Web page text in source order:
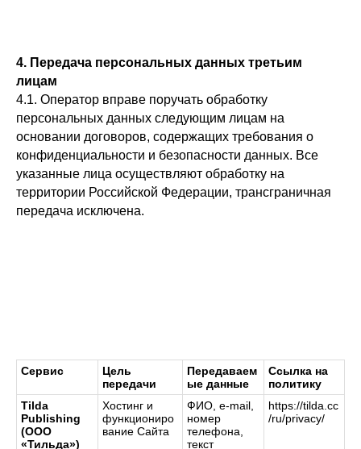
4. Передача персональных данных третьим
лицам
4.1. Оператор вправе поручать обработку
персональных данных следующим лицам на
основании договоров, содержащих требования о
конфиденциальности и безопасности данных. Все
указанные лица осуществляют обработку на
территории Российской Федерации, трансграничная
передача исключена.
Сервис
Цель
передачи
Передаваем
ые данные
Ссылка на
политику
Tilda
Publishing
(ООО
«Тильда»)
Хостинг и
функциониро
вание Сайта
ФИО, e-mail,
номер
телефона,
текст
https://tilda.cc
/ru/privacy/